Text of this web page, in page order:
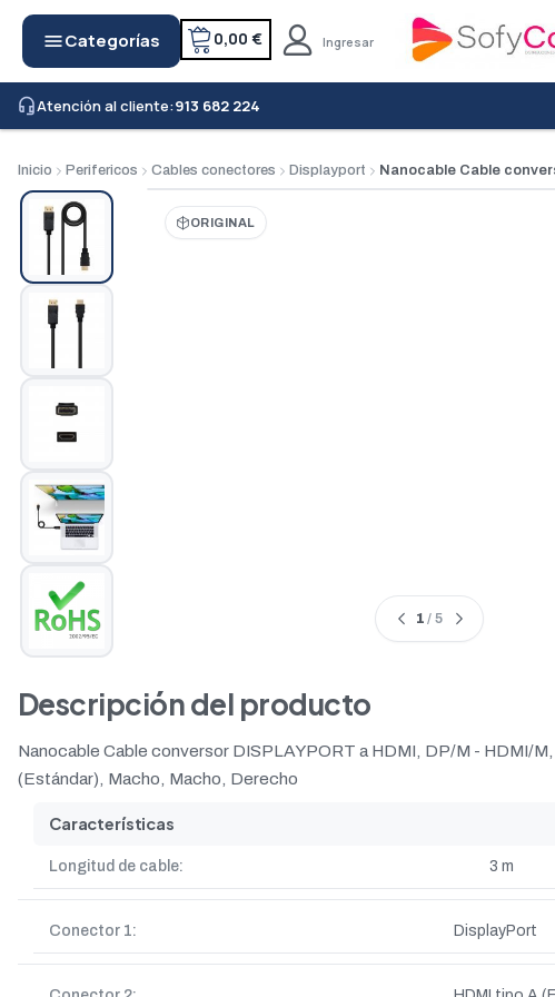
menuCategorías 0,00 € Ingresar
headset_micAtención al cliente:913 682 224
Inicio Perifericos Cables conectores Displayport Nanocable Cable
ORIGINAL
1 / 5
Descripción del producto
Nanocable Cable conversor DISPLAYPORT a HDMI, DP/M - HDMI/
(Estándar), Macho, Macho, Derecho
Características
Longitud de cable: 3 m
Conector 1: DisplayPort